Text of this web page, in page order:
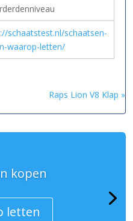
schaatstest.nl/schaatsen-
waarop-letten/
Raps Lion V8 Klap »
kopen
letten